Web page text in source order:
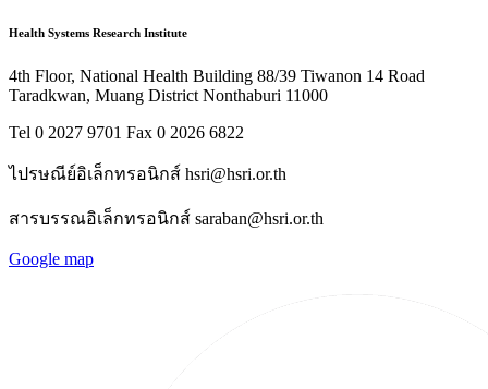
Health Systems Research Institute
4th Floor, National Health Building 88/39 Tiwanon 14 Road
Taradkwan, Muang District Nonthaburi 11000
Tel 0 2027 9701 Fax 0 2026 6822
ไปรษณีย์อิเล็กทรอนิกส์ hsri@hsri.or.th
สารบรรณอิเล็กทรอนิกส์ saraban@hsri.or.th
Google map